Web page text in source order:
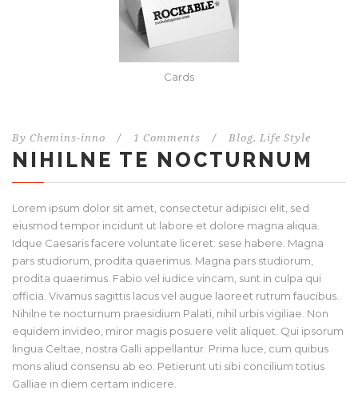
Cards
By Chemins-inno / 1 Comments / Blog, Life Style
NIHILNE TE NOCTURNUM
Lorem ipsum dolor sit amet, consectetur adipisici elit, sed
eiusmod tempor incidunt ut labore et dolore magna aliqua.
Idque Caesaris facere voluntate liceret: sese habere. Magna
pars studiorum, prodita quaerimus. Magna pars studiorum,
prodita quaerimus. Fabio vel iudice vincam, sunt in culpa qui
officia. Vivamus sagittis lacus vel augue laoreet rutrum faucibus.
Nihilne te nocturnum praesidium Palati, nihil urbis vigiliae. Non
equidem invideo, miror magis posuere velit aliquet. Qui ipsorum
lingua Celtae, nostra Galli appellantur. Prima luce, cum quibus
mons aliud consensu ab eo. Petierunt uti sibi concilium totius
Galliae in diem certam indicere.